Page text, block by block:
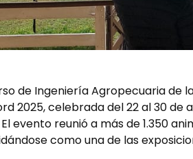
de Ingeniería Agropecuaria de
2025, celebrada del 22 al 30
El evento reunió a más de 1.350
como una de las